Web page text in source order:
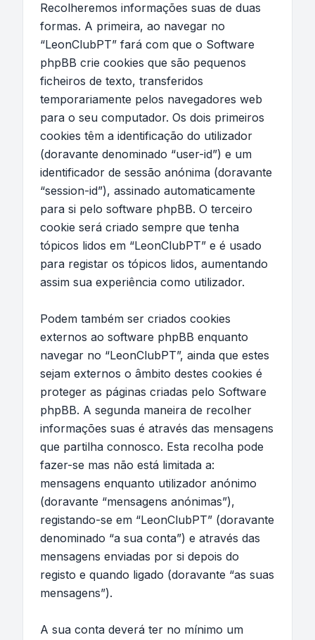
Recolheremos informações suas de duas
formas. A primeira, ao navegar no
“LeonClubPT” fará com que o Software
phpBB crie cookies que são pequenos
ficheiros de texto, transferidos
temporariamente pelos navegadores web
para o seu computador. Os dois primeiros
cookies têm a identificação do utilizador
(doravante denominado “user-id”) e um
identificador de sessão anónima (doravante
“session-id”), assinado automaticamente
para si pelo software phpBB. O terceiro
cookie será criado sempre que tenha
tópicos lidos em “LeonClubPT” e é usado
para registar os tópicos lidos, aumentando
assim sua experiência como utilizador.
Podem também ser criados cookies
externos ao software phpBB enquanto
navegar no “LeonClubPT”, ainda que estes
sejam externos o âmbito destes cookies é
proteger as páginas criadas pelo Software
phpBB. A segunda maneira de recolher
informações suas é através das mensagens
que partilha connosco. Esta recolha pode
fazer-se mas não está limitada a:
mensagens enquanto utilizador anónimo
(doravante “mensagens anónimas”),
registando-se em “LeonClubPT” (doravante
denominado “a sua conta”) e através das
mensagens enviadas por si depois do
registo e quando ligado (doravante “as suas
mensagens”).
A sua conta deverá ter no mínimo um